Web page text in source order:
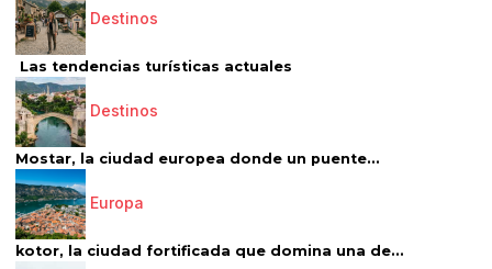
Destinos
Las tendencias turísticas actuales
Destinos
Mostar, la ciudad europea donde un puente...
Europa
kotor, la ciudad fortificada que domina una de...